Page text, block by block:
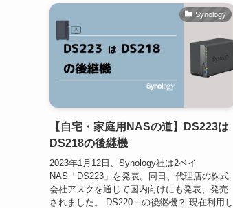
Synology
【自宅・家庭用NASの道】DS223は
DS218の後継機
2023年1月12日、Synology社は2ベイ
NAS「DS223」を発表。同日、代理店の株式
会社アスクを通じて国内向けにも発表、発売
されました。 DS220＋の後継機？ 現在利用し